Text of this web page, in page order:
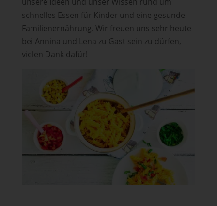
schnelles Essen für Kinder und eine gesunde
Familienernährung. Wir freuen uns sehr heute
bei Annina und Lena zu Gast sein zu dürfen,
vielen Dank dafür!